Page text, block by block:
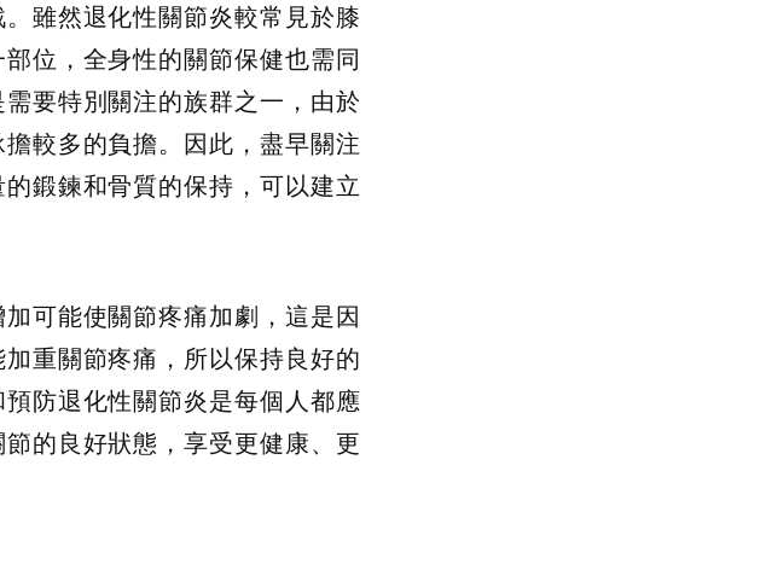
雖然退化性關節炎較常見於膝
位，全身性的關節保健也需同
要特別關注的族群之一，由於
較多的負擔。因此，盡早關注
鍛鍊和骨質的保持，可以建立
可能使關節疼痛加劇，這是因
重關節疼痛，所以保持良好的
防退化性關節炎是每個人都應
的良好狀態，享受更健康、更